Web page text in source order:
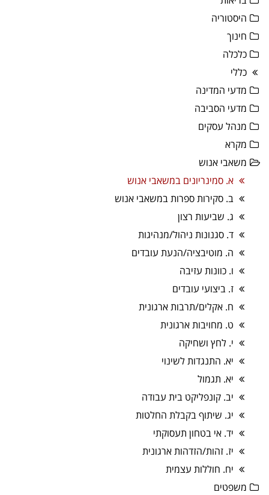
היסטוריה
חינוך
כלכלה
כללי
מדעי המדינה
מדעי הסביבה
מנהל עסקים
מקרא
משאבי אנוש
א. סמינריונים במשאבי אנוש
ב. סקירות ספרות במשאבי אנוש
ג. שביעות רצון
ד. סגנונות ניהול/מנהיגות
ה. מוטיבציה/הנעת עובדים
ו. כוונות עזיבה
ז. ביצועי עובדים
ח. אקלים/תרבות ארגונית
ט. מחויבות ארגונית
י. לחץ ושחיקה
יא. התנגדות לשינוי
יא. תגמול
יב. קונפליקט בית עבודה
יג. שיתוף בקבלת החלטות
יד. אי בטחון תעסוקתי
יז. זהות/הזדהות ארגונית
יח. חוללות עצמית
משפטים